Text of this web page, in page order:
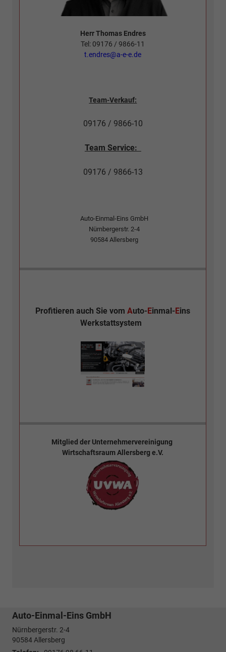
Herr Thomas Endres
Tel: 09176 / 9866-11
t.endres@a-e-e.de
Team-Verkauf:
09176 / 9866-10
Team Service:
09176 / 9866-13
Auto-Einmal-Eins GmbH
Nürnbergerstr. 2-4
90584 Allersberg
Profitieren auch Sie vomAuto- Einmal- Eins
Werkstattsystem
Mitglied der Unternehmervereinigung
Wirtschaftsraum Allersberg e.V.
Auto-Einmal-Eins GmbH
Nürnbergerstr. 2-4
90584Allersberg